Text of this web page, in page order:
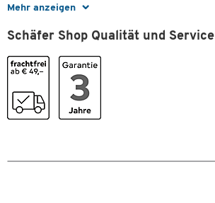
Mehr anzeigen
Rollendurchmesser [mm]
Rollenlänge [m] 152
Schäfer Shop Qualität und Service